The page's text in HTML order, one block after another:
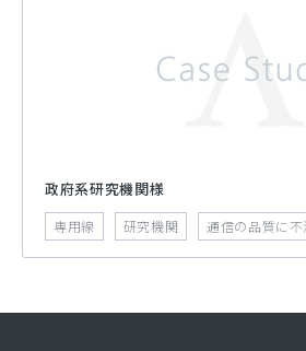
政府系研究機関様
専用線 研究機関 通信の品質に不